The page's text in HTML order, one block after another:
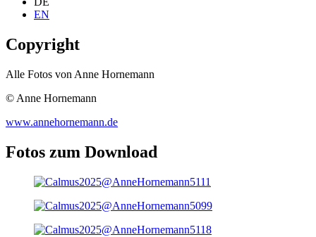
EN
Copyright
Alle Fotos von Anne Hornemann
© Anne Hornemann
www.annehornemann.de
Fotos zum Download